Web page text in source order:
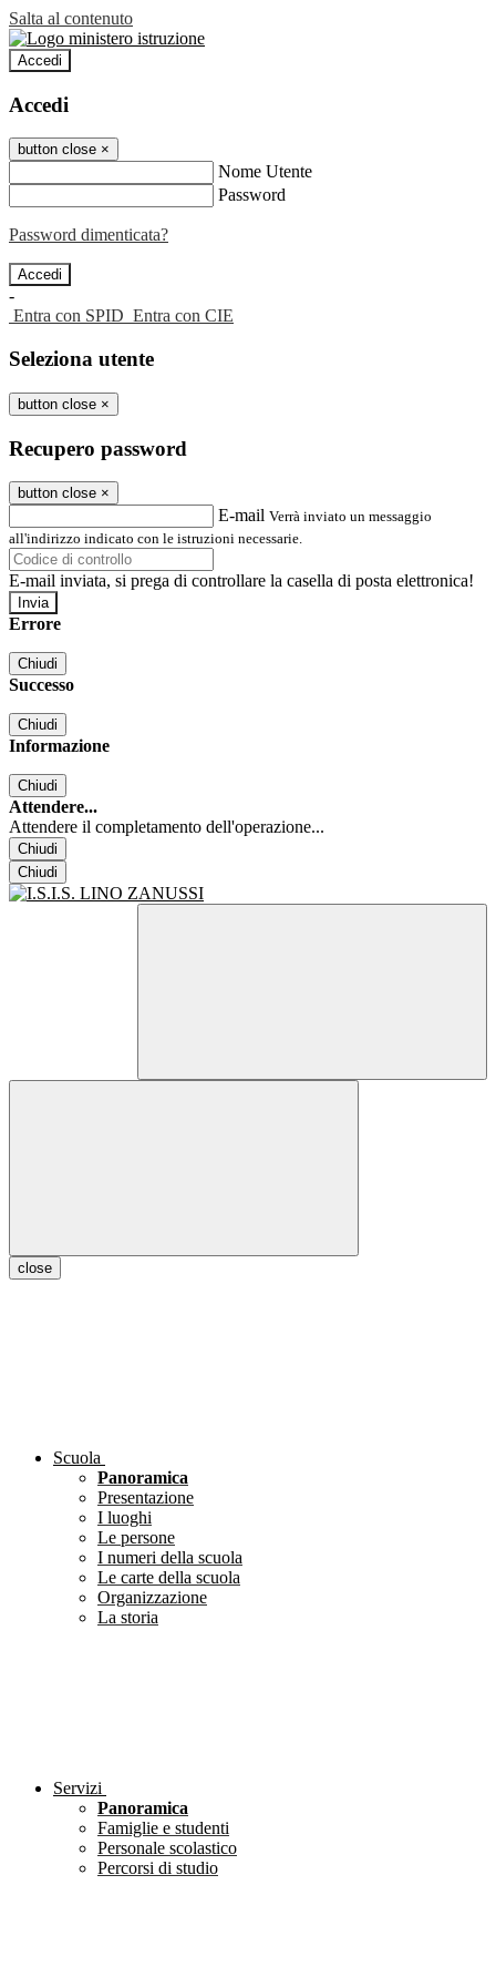
Salta al contenuto
Accedi
Accedi
button close ×
Nome Utente
Password
Password dimenticata?
-
Entra con SPID Entra con CIE
Seleziona utente
button close ×
Recupero password
button close ×
E-mail Verrà inviato un messaggio
all'indirizzo indicato con le istruzioni necessarie.
E-mail inviata, si prega di controllare la casella di posta elettronica!
Errore
Chiudi
Successo
Chiudi
Informazione
Chiudi
Attendere...
Attendere il completamento dell'operazione...
Chiudi
Chiudi
close
Scuola
Panoramica
Presentazione
I luoghi
Le persone
I numeri della scuola
Le carte della scuola
Organizzazione
La storia
Servizi
Panoramica
Famiglie e studenti
Personale scolastico
Percorsi di studio